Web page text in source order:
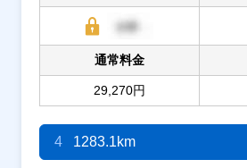
通常料金
29,270円
4 1283.1km